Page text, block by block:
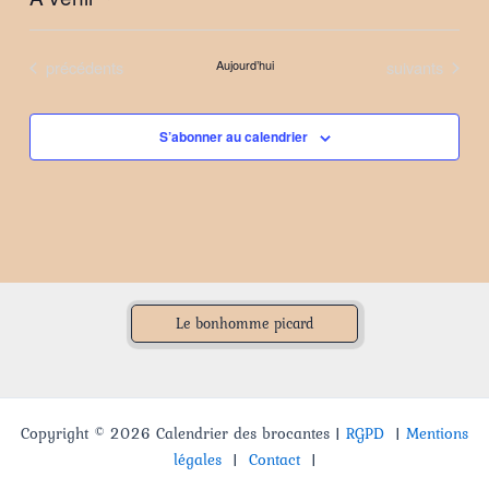
Sélectionnez
date.Évènements
précédents Aujourd’hui Évènements
suivants
S’abonner au calendrier
Le bonhomme picard
Copyright © 2026 Calendrier des brocantes | RGPD | Mentions
légales| Contact|